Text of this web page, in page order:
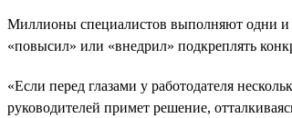
Миллионы специалистов выполняют одни и
«повысил» или «внедрил» подкреплять
«Если перед глазами у работодателя
руководителей примет решение,